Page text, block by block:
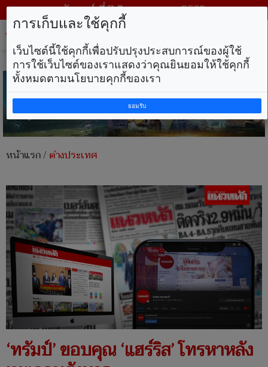
วันศุกร์ ที่ 7 สิงหาคม พ.ศ. 2569
หน้าแรก/ต่างประเทศ
‘ทรัมป์’ ขอบคุณ ‘แฮร์ริส’ โทรหาหลัง
การเก็บและใช้คุกกี้
เว็บไซต์นี้ใช้คุกกี้เพื่อปรับปรุงประสบการณ์ของผู้ใช้
การใช้เว็บไซต์ของเราแสดงว่าคุณยินยอมให้ใช้คุกกี้
ทั้งหมดตามนโยบายคุกกี้ของเรา
ยอมรับ